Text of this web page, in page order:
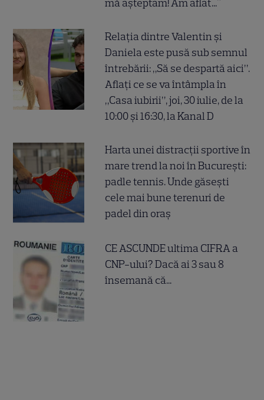
mă așteptam! Am aflat..."
Relația dintre Valentin și
Daniela este pusă sub semnul
întrebării: „Să se despartă aici”.
Aflați ce se va întâmpla în
„Casa iubirii”, joi, 30 iulie, de la
10:00 și 16:30, la Kanal D
Harta unei distracții sportive în
mare trend la noi în București:
padle tennis. Unde găsești
cele mai bune terenuri de
padel din oraș
CE ASCUNDE ultima CIFRA a
CNP-ului? Dacă ai 3 sau 8
însemană că...